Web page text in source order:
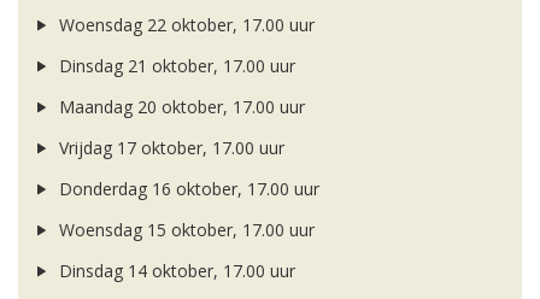
Woensdag 22 oktober, 17.00 uur
Dinsdag 21 oktober, 17.00 uur
Maandag 20 oktober, 17.00 uur
Vrijdag 17 oktober, 17.00 uur
Donderdag 16 oktober, 17.00 uur
Woensdag 15 oktober, 17.00 uur
Dinsdag 14 oktober, 17.00 uur